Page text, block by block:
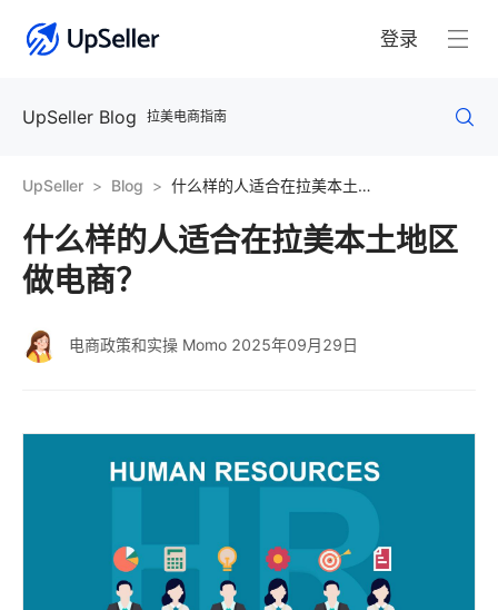
登录
UpSeller Blog 拉美电商指南
UpSeller Blog 什么样的人适合在拉美本土地区做电商？
什么样的人适合在拉美本土地区
做电商？
电商政策和实操 Momo 2025年09月29日